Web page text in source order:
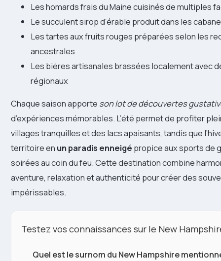
Les homards frais du Maine cuisinés de multiples
Le succulent sirop d’érable produit dans les
Les tartes aux fruits rouges préparées selon les
ancestrales
Les bières artisanales brassées localement avec
régionaux
Chaque saison apporte son lot de découvertes
d’expériences mémorables. L’été permet de profiter
villages tranquilles et des lacs apaisants, tandis que
territoire en un paradis enneigé propice aux sports de
soirées au coin du feu. Cette destination combine
aventure, relaxation et authenticité pour créer des
impérissables.
Testez vos connaissances sur le New
Quel est le surnom du New Hampshire